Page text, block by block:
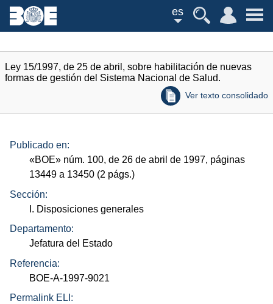
es
Ley 15/1997, de 25 de abril, sobre habilitación de nuevas
formas de gestión del Sistema Nacional de Salud.
Ver texto consolidado
Publicado en:
«BOE» núm. 100, de 26 de abril de 1997, páginas
13449 a 13450 (2 págs.)
Sección:
I. Disposiciones generales
Departamento:
Jefatura del Estado
Referencia:
BOE-A-1997-9021
Permalink ELI: